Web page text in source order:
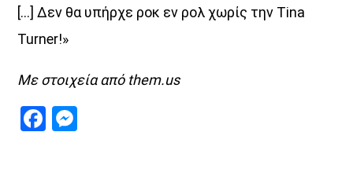
[…] Δεν θα υπήρχε ροκ εν ρολ χωρίς την Tina
Turner!»
Με στοιχεία από them.us
Facebook